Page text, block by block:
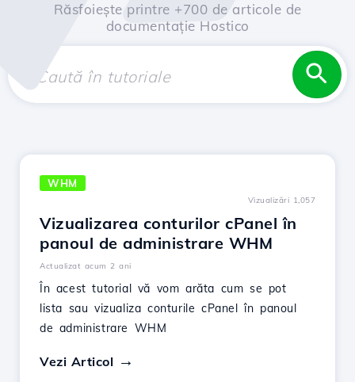
Răsfoiește printre +700 de articole de
documentație Hostico
WHM
Vizualizări 1,057
Vizualizarea conturilor cPanel în
panoul de administrare WHM
Actualizat acum 2 ani
În acest tutorial vă vom arăta cum se pot
lista sau vizualiza conturile cPanel în panoul
de administrare WHM
Vezi Articol